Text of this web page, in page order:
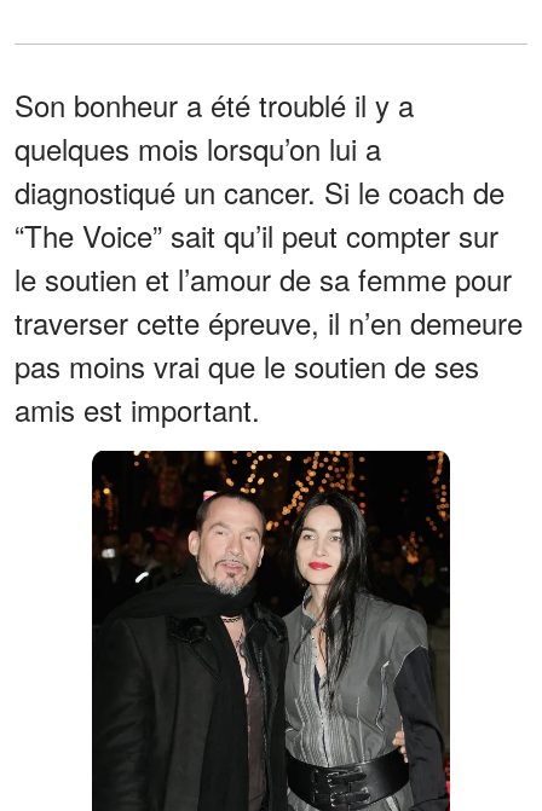
Son bonheur a été troublé il y a
quelques mois lorsqu’on lui a
diagnostiqué un cancer. Si le coach de
“The Voice” sait qu’il peut compter sur
le soutien et l’amour de sa femme pour
traverser cette épreuve, il n’en demeure
pas moins vrai que le soutien de ses
amis est important.